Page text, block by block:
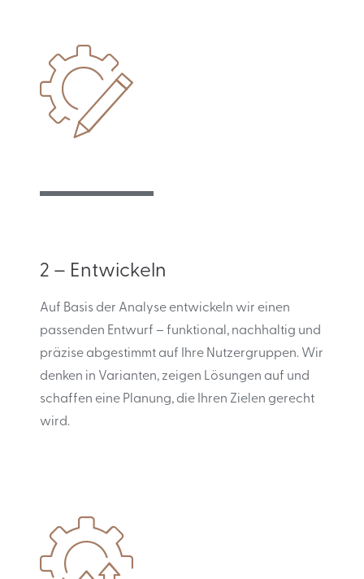
2 – Entwickeln
Auf Basis der Analyse entwickeln wir einen
passenden Entwurf – funktional, nachhaltig und
präzise abgestimmt auf Ihre Nutzergruppen. Wir
denken in Varianten, zeigen Lösungen auf und
schaffen eine Planung, die Ihren Zielen gerecht
wird.